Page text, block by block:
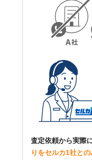
査定依頼から実際
りをセルカ1社と